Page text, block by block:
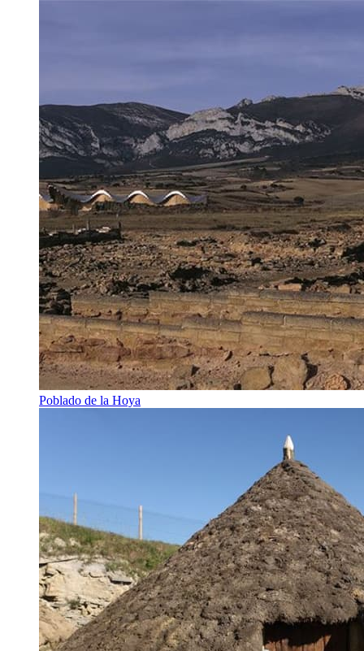
Poblado de la Hoya